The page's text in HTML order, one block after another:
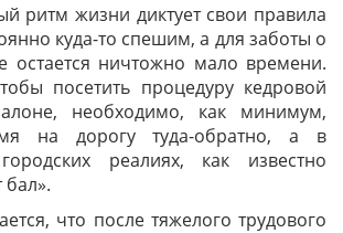
жизни диктует свои правила
куда-то спешим, а для заботы о
остается ничтожно мало времени.
посетить процедуру кедровой
необходимо, как минимум,
на дорогу туда-обратно, а в
реалиях, как известно
бал».
что после тяжелого трудового